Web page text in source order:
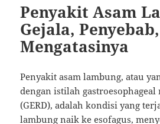
Penyakit Asam
Gejala,
Mengatasinya
Penyakit asam lambung, atau
dengan istilah
(GERD), adalah kondisi yang
lambung naik ke esofagus,